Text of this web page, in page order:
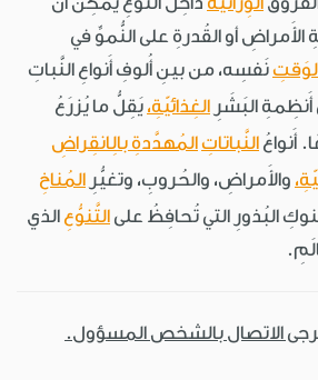
أو القُدرةِ على النُّموِّ في
نَفسِه، من بينِ أُلوفِ أَنواعِ النَّباتِ
أَنظِمةِ البَشَرِ الغِذائيّةِ، يَقِلُّ ما يُزرَعُ
النَّباتاتِالمُهدَّدةِ بالِانقِراضِ
والأَمراضِ، والحُروبِ، وتغيُّرِ المُناخِ
البُذورِ التي تُحافِظُ على التَّنوُّعِ الذي
الاتصال بالشخص المسؤول.